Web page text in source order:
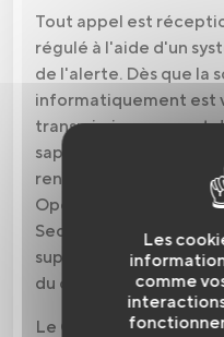
Tout appel est
régulé à l'aide d'un
de l'alerte. Dès que la
informatiquement est
transmissions permet
sapeurs-pompiers
renfort sont
Opérationnel
Secours) engage alors
supplémentaires et
du commandement.
Le CTA-CODIS de la
Les
comme